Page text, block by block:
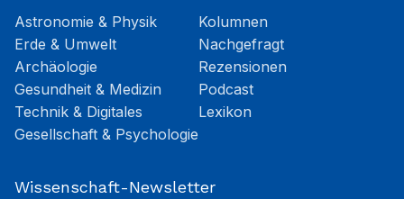
Astronomie & Physik
Erde & Umwelt
Archäologie
Gesundheit & Medizin
Technik & Digitales
Gesellschaft & Psychologie
Kolumnen
Nachgefragt
Rezensionen
Podcast
Lexikon
Wissenschaft-Newsletter